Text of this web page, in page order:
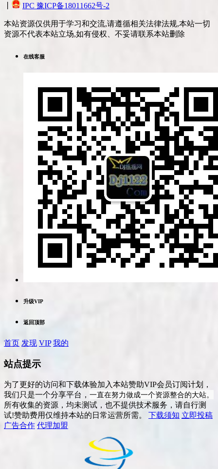
IPC 豫ICP备18011662号-2
本站资源仅供用于学习和交流,请遵循相关法律法规,本站一切
资源不代表本站立场,如有侵权、不妥请联系本站删除
在线客服
升级VIP
返回顶部
首页 发现 VIP 我的
站点提示
为了更好的访问和下载体验加入本站赞助VIP会员订阅计划，
我们只是一个分享平台， 一直在努力做成一个资源整合的大站。
所有收集的资源，均未测试，也不提供技术服务，请自行测
试!赞助费用仅维持本站的日常运营所需。 下载须知 立即投稿
广告合作 代理加盟